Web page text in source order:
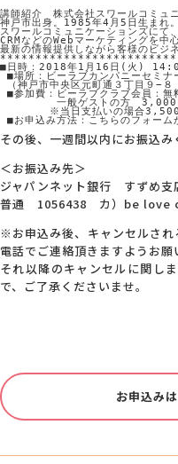
講師紹介　株式会社スワールコミュ
神戸市出身。1985年4月5日生まれ。
スワールコミュニケーションズにて
CRMなどのWebマーケティングを中
最新の情報提供しながら客様のビジ
■日時：2018年1月16日(火)
■場所：ビーラブカンパニーセミナ
（神戸市中央区元町通３丁目９−８
■参加費：ビーラブクラブ会員：無
一般ゲストの方　3,000円(
※当日支払いの場合3,500
■お申込み方法：こちらのフォーム
その後、一週間以内にお振込み
＜お振込み先＞
ジャパンネット銀行 すずめ
普通 1056438 カ）be love
※お申込み後、キャンセルさ
電話でご連絡頂きますようお願
それ以降のキャンセルに関し
で、ご了承くださいませ。
お申込み